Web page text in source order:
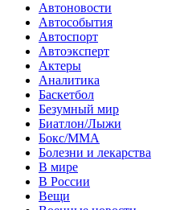
Автоновости
Автособытия
Автоспорт
Автоэксперт
Актеры
Аналитика
Баскетбол
Безумный мир
Биатлон/Лыжи
Бокс/MMA
Болезни и лекарства
В мире
В России
Вещи